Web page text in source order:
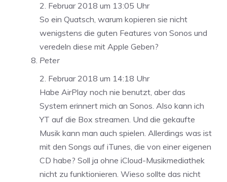
2. Februar 2018 um 13:05 Uhr
So ein Quatsch, warum kopieren sie nicht
wenigstens die guten Features von Sonos und
veredeln diese mit Apple Geben?
Peter
2. Februar 2018 um 14:18 Uhr
Habe AirPlay noch nie benutzt, aber das
System erinnert mich an Sonos. Also kann ich
YT auf die Box streamen. Und die gekaufte
Musik kann man auch spielen. Allerdings was ist
mit den Songs auf iTunes, die von einer eigenen
CD habe? Soll ja ohne iCloud-Musikmediathek
nicht zu funktionieren. Wieso sollte das nicht